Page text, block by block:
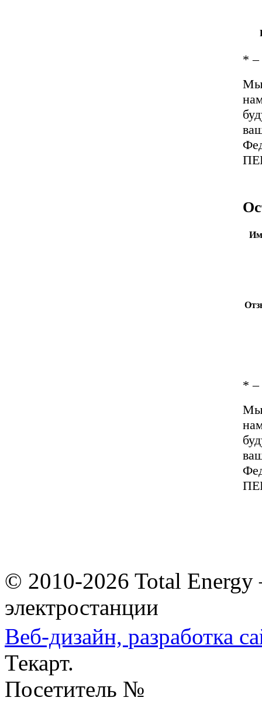
* –
Мы
* –
Мы
© 2010-2026 Total
электростанции
Веб-дизайн, разработка
Текарт.
Посетитель №